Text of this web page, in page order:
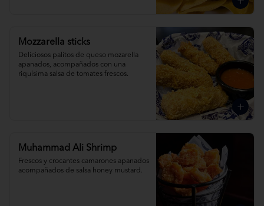
Mozzarella sticks
Deliciosos palitos de queso mozarella
apanados, acompañados con una
riquísima salsa de tomates frescos.
Muhammad Ali Shrimp
Frescos y crocantes camarones apanados
acompañados de salsa honey mustard.